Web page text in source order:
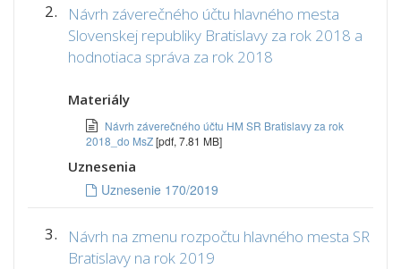
2.
Návrh záverečného účtu hlavného mesta
Slovenskej republiky Bratislavy za rok 2018 a
hodnotiaca správa za rok 2018
Materiály
Návrh záverečného účtu HM SR Bratislavy za rok
2018_do MsZ[pdf, 7.81 MB]
Uznesenia
Uznesenie 170/2019
3.
Návrh na zmenu rozpočtu hlavného mesta SR
Bratislavy na rok 2019